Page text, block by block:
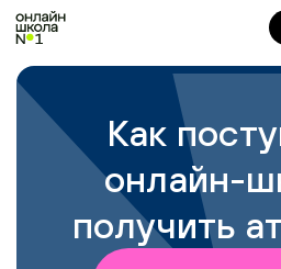
сайта. Для корректной работы
Как
онлайн-
получить